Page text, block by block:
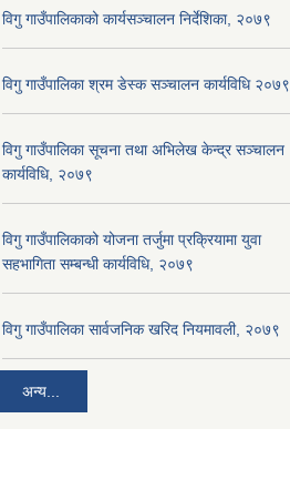
विगु गाउँपालिकाको कार्यसञ्‍चालन निर्देशिका, २०७९
विगु गाउँपालिका श्रम डेस्क सञ्चालन कार्यविधि २०७९
विगु गाउँपालिका सूचना तथा अभिलेख केन्द्र सञ्चालन
कार्यविधि, २०७९
विगु गाउँपालिकाको योजना तर्जुमा प्रक्रियामा युवा
सहभागिता सम्बन्धी कार्यविधि, २०७९
विगु गाउँपालिका सार्वजनिक खरिद नियमावली, २०७९
अन्य...